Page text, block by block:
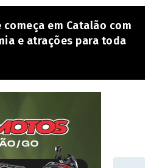
começa em Catalão com
e atrações para toda